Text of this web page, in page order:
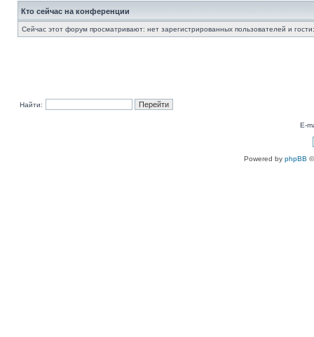
Кто сейчас на конференции
Сейчас этот форум просматривают: нет зарегистрированных пользователей и
Найти:
E-
Powered by phpBB